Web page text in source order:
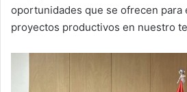
oportunidades que se ofrecen para
proyectos productivos en nuestro